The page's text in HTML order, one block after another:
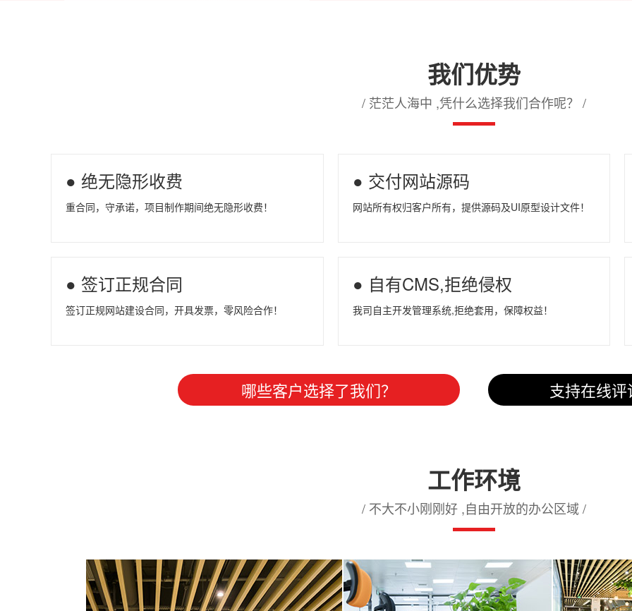
我们优势
/ 茫茫人海中 ,凭什么选择我们合作呢？ /
● 绝无隐形收费
重合同，守承诺，项目制作期间绝无隐形收费！
● 交付网站源码
网站所有权归客户所有，提供源码及UI原型设计文件！
● 签订正规合同
签订正规网站建设合同，开具发票，零风险合作！
● 自有CMS,拒绝侵权
我司自主开发管理系统,拒绝套用，保障权益！
哪些客户选择了我们？ 支持在线
工作环境
/ 不大不小刚刚好 ,自由开放的办公区域 /